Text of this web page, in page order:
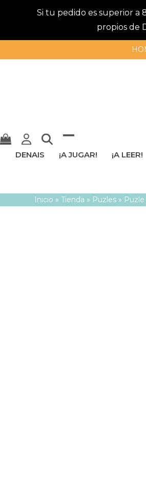
Si tu pedido es superior a
propios de
Mostrar
menú
Cerrar
DENAIS ¡A JUGAR! ¡A LEER!
Inicio »Tienda » Puzles »